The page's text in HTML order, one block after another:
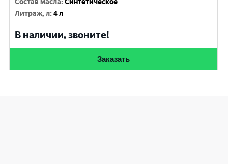
Состав масла:Синтетическое
Литраж, л:4 л
В наличии, звоните!
Заказать